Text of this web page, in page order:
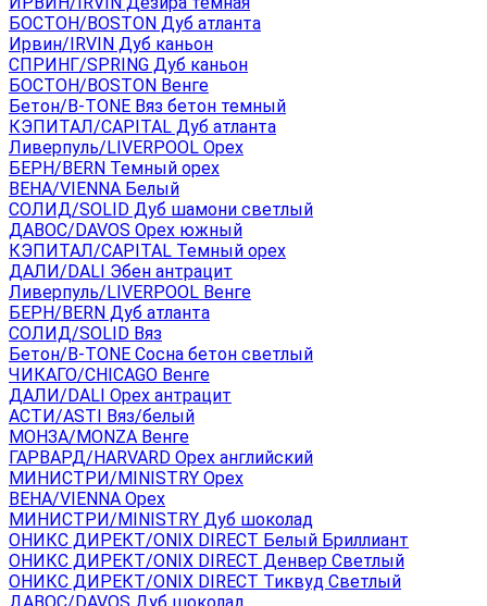
БОСТОН/BOSTON Дуб атланта
Ирвин/IRVIN Дуб каньон
СПРИНГ/SPRING Дуб каньон
БОСТОН/BOSTON Венге
Бетон/B-TONE Вяз бетон темный
КЭПИТАЛ/CAPITAL Дуб атланта
Ливерпуль/LIVERPOOL Орех
БЕРН/BERN Темный орех
ВЕНА/VIENNA Белый
СОЛИД/SOLID Дуб шамони светлый
ДАВОС/DAVOS Орех южный
КЭПИТАЛ/CAPITAL Темный орех
ДАЛИ/DALI Эбен антрацит
Ливерпуль/LIVERPOOL Венге
БЕРН/BERN Дуб атланта
СОЛИД/SOLID Вяз
Бетон/B-TONE Сосна бетон светлый
ЧИКАГО/CHICAGO Венге
ДАЛИ/DALI Орех антрацит
АСТИ/ASTI Вяз/белый
МОНЗА/MONZA Венге
ГАРВАРД/HARVARD Орех английский
МИНИСТРИ/MINISTRY Орех
ВЕНА/VIENNA Орех
МИНИСТРИ/MINISTRY Дуб шоколад
ОНИКС ДИРЕКТ/ONIX DIRECT Белый Бриллиант
ОНИКС ДИРЕКТ/ONIX DIRECT Денвер Светлый
ОНИКС ДИРЕКТ/ONIX DIRECT Тиквуд Светлый